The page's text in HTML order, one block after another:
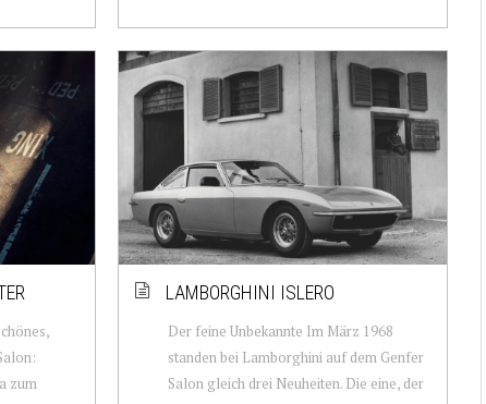
zum
LAMBORGHINI ISLERO
Der feine Unbekannte Im März 1968
standen bei Lamborghini auf dem Genfer
Salon gleich drei Neuheiten. Die eine, der